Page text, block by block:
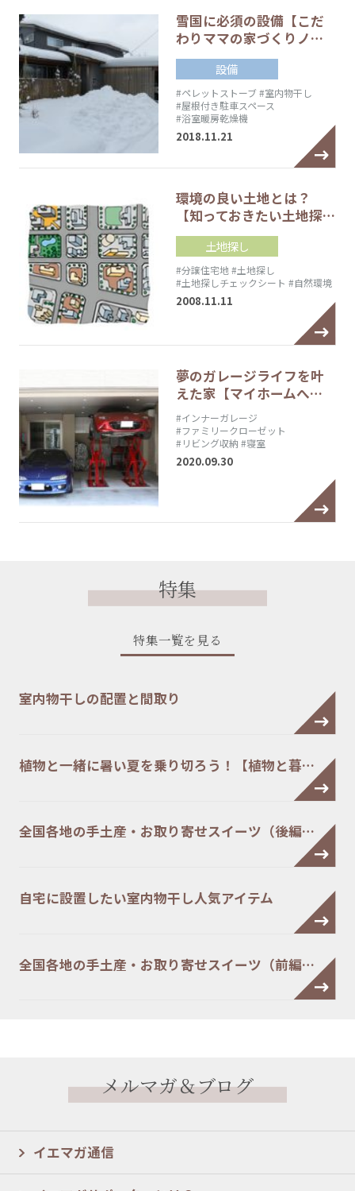
雪国に必須の設備【こだ
わりママの家づくりノ…
設備
#ペレットストーブ#室内物干し
#屋根付き駐車スペース
#浴室暖房乾燥機
2018.11.21
環境の良い土地とは？
【知っておきたい土地探…
土地探し
#分譲住宅地#土地探し
#土地探しチェックシート #自然環境
2008.11.11
夢のガレージライフを叶
えた家【マイホームへ…
#インナーガレージ
#ファミリークローゼット
#リビング収納 #寝室
2020.09.30
特集
特集一覧を見る
室内物干しの配置と間取り
植物と一緒に暑い夏を乗り切ろう！【植物と暮…
全国各地の手土産・お取り寄せスイーツ（後編…
自宅に設置したい室内物干し人気アイテム
全国各地の手土産・お取り寄せスイーツ（前編…
メルマガ＆ブログ
イエマガ通信